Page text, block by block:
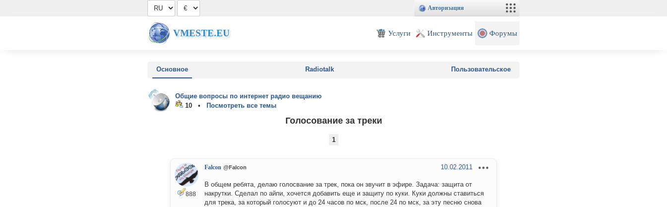
Авторизация
VMESTE.EU Услуги Инструменты Форумы
Основное Radiotalk Пользовательское
Общие вопросы по интернет радио вещанию
10 •
Посмотреть все темы
Голосование за треки
1
888
Falcon @Falcon 10.02.2011
В общем ребята, делаю голосвание за трек, пока он звучит в эфире. Задача: защита от
накрутки. Сделал по айпи, хочется добавить еще и защиту по куки. Куки должны ставиться
для трека, за который голосуют и до 24 часов по мск, после 24 по мск, за эту песню снова